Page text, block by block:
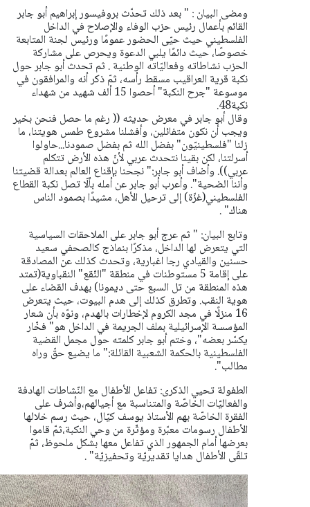
ومضى البيان : " بعد ذلك تحدّث بروفيسور إبراهيم أبو جابر
القائم بأعمال رئيس حزب الوفاء والإصلاح في الداخل
الفلسطيني حيث حيّى الحضور عمومًا ورئيس لجنة المتابعة
خصوصًا، حيث دائمًا يلبي الدعوة ويحرص على مشاركة
الحزب نشاطاته وفعاليّاته الوطنية . ثم تحدث أبو جابر حول
نكبة قرية العراقيب مسقط رأسه، ثمّ ذكر أنه والمرافقون في
موسوعة "جرح النكبة" أحصوا 15 ألف شهيد من شهداء
نكبة48.
وقال أبو جابر في معرض حديثه (( رغم ما حصل فنحن بخير
ويجب أن نكون متفائلين، وأفشلنا مشروع طمس هويتنا، ما
زلنا "فلسطينيّون" بفضل الله ثم بفضل صمودنا...حاولوا
أسرلتنا، لكن بقينا نتحدث عربي لأنّ هذه الأرض تتكلم
عربي)). وأضاف أبو جابر:" نجحنا بإقناع العالم بعدالة قضيتنا
وأننا الضحية". وأعرب أبو جابر عن أمله بألّا تصل نكبة القطاع
الفلسطيني(غزّة) إلى ترحيل الأهل، مشيدًا بصمود الناس
هناك" .
وتابع البيان: " ثم عرج أبو جابر على الملاحقات السياسية
التي يتعرض لها الداخل، مذكرًا بنماذج كالصحفي سعيد
حسنين والقيادي رجا اغبارية، وتحدث كذلك عن المصادقة
على إقامة 5 مستوطنات في منطقة "النّقع" النقباوية(تمتد
هذه المنطقة من تل السبع حتى ديمونا) بهدف القضاء على
هوية النقب. وتطرق كذلك إلى هدم البيوت، حيث يتعرض
16 منزلًا في مجد الكروم لإخطارات بالهدم، ونوّه بأن شعار
المؤسسة الإسرائيلية بملف الجريمة في الداخل هو" فخّار
يكسّر بعضه"، وختم أبو جابر كلمته حول مجمل القضية
الفلسطينية بالحكمة الشعبية القائلة:" ما يضيع حقّ وراه
مطالب".
الطفولة تحيي الذكرى: تفاعل الأطفال مع النّشاطات الهادفة
والفعاليّات الخاصّة والمتناسبة مع أجيالهم،وأشرف على
الفقرة الخاصّة بهم الأستاذ يوسف كيّال، حيث رسم خلالها
الأطفال رسومات معبّرة ومؤثّرة من وحي النكبة،ثمّ قاموا
بعرضها أمام الجمهور الذي تفاعل معها بشكل ملحوظ، ثمّ
تلقّى الأطفال هدايا تقديريّة وتحفيزيّة" .